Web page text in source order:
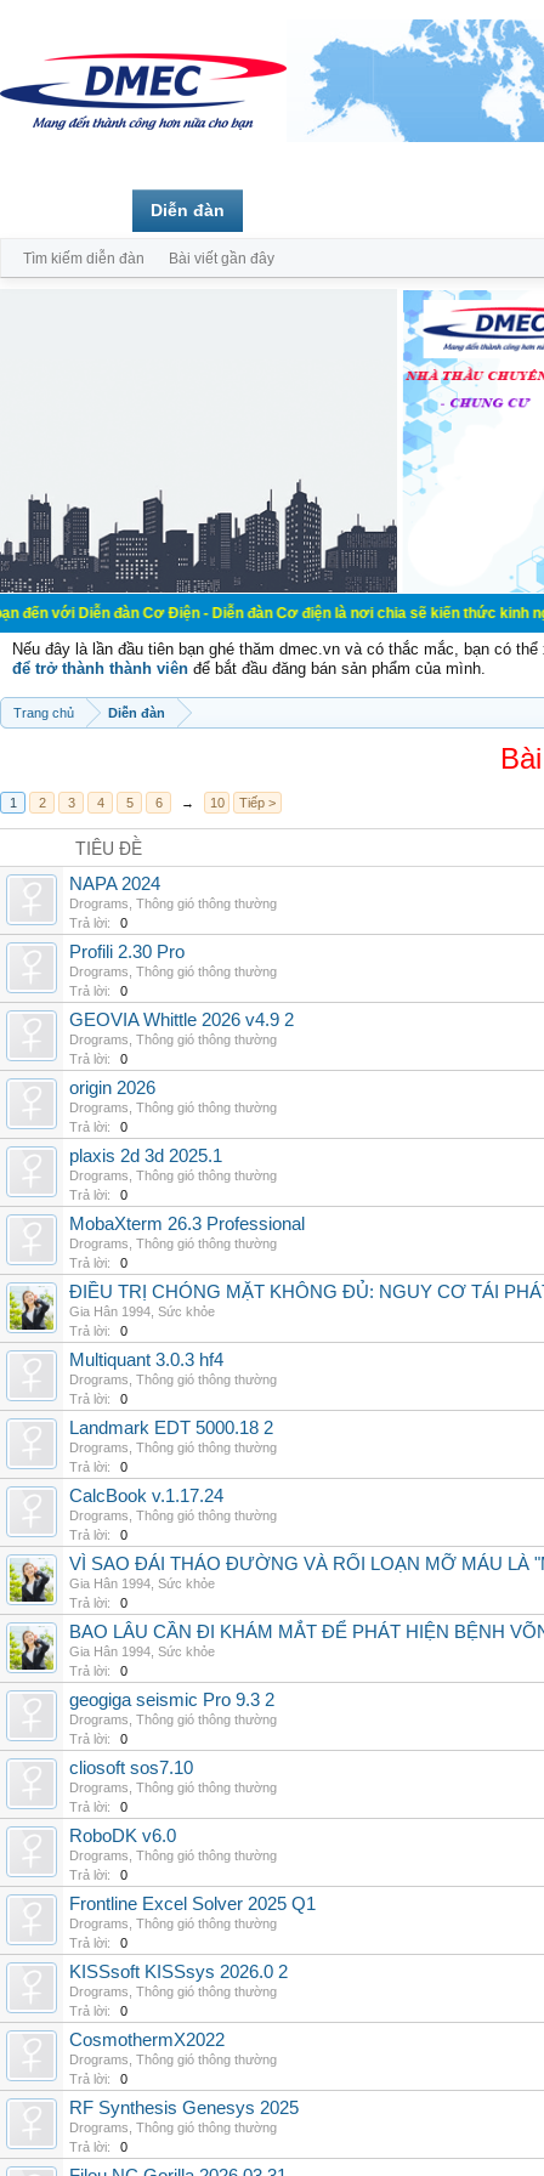
đàn Cơ Điện - Diễn đàn Cơ điện là nơi chia sẽ kiến thức kinh nghiệm
Nếu đây là lần đầu tiên bạn ghé thăm dmec.vn và có thắc mắc, bạn có
để trở thành thành viên để bắt đầu đăng bán sản phẩm của mình.
Trang chủ Diễn đàn
1 2 3 4 5 6 → 10 Tiếp >
TIÊU ĐỀ
NAPA 2024
Drograms Thông gió thông thường
Trả lời:
0
Profili 2.30 Pro
Drograms Thông gió thông thường
Trả lời:
0
GEOVIA Whittle 2026 v4.9 2
Drograms Thông gió thông thường
Trả lời:
0
origin 2026
Drograms Thông gió thông thường
Trả lời:
0
plaxis 2d 3d 2025.1
Drograms Thông gió thông thường
Trả lời:
0
MobaXterm 26.3 Professional
Drograms Thông gió thông thường
Trả lời:
0
ĐIỀU TRỊ CHÓNG MẶT KHÔNG ĐỦ: NGUY CƠ TÁI
Gia Hân 1994 Sức khỏe
Trả lời:
0
Multiquant 3.0.3 hf4
Drograms Thông gió thông thường
Trả lời:
0
Landmark EDT 5000.18 2
Drograms Thông gió thông thường
Trả lời:
0
CalcBook v.1.17.24
Drograms Thông gió thông thường
Trả lời:
0
VÌ SAO ĐÁI THÁO ĐƯỜNG VÀ RỐI LOẠN MỠ MÁU LÀ
Gia Hân 1994 Sức khỏe
Trả lời:
0
BAO LÂU CẦN ĐI KHÁM MẮT ĐỂ PHÁT HIỆN BỆNH
Gia Hân 1994 Sức khỏe
Trả lời:
0
geogiga seismic Pro 9.3 2
Drograms Thông gió thông thường
Trả lời:
0
cliosoft sos7.10
Drograms Thông gió thông thường
Trả lời:
0
RoboDK v6.0
Drograms Thông gió thông thường
Trả lời:
0
Frontline Excel Solver 2025 Q1
Drograms Thông gió thông thường
Trả lời:
0
KISSsoft KISSsys 2026.0 2
Drograms Thông gió thông thường
Trả lời:
0
CosmothermX2022
Drograms Thông gió thông thường
Trả lời:
0
RF Synthesis Genesys 2025
Drograms Thông gió thông thường
Trả lời:
0
Diễn đàn
Tìm kiếm diễn đàn Bài viết gần đây